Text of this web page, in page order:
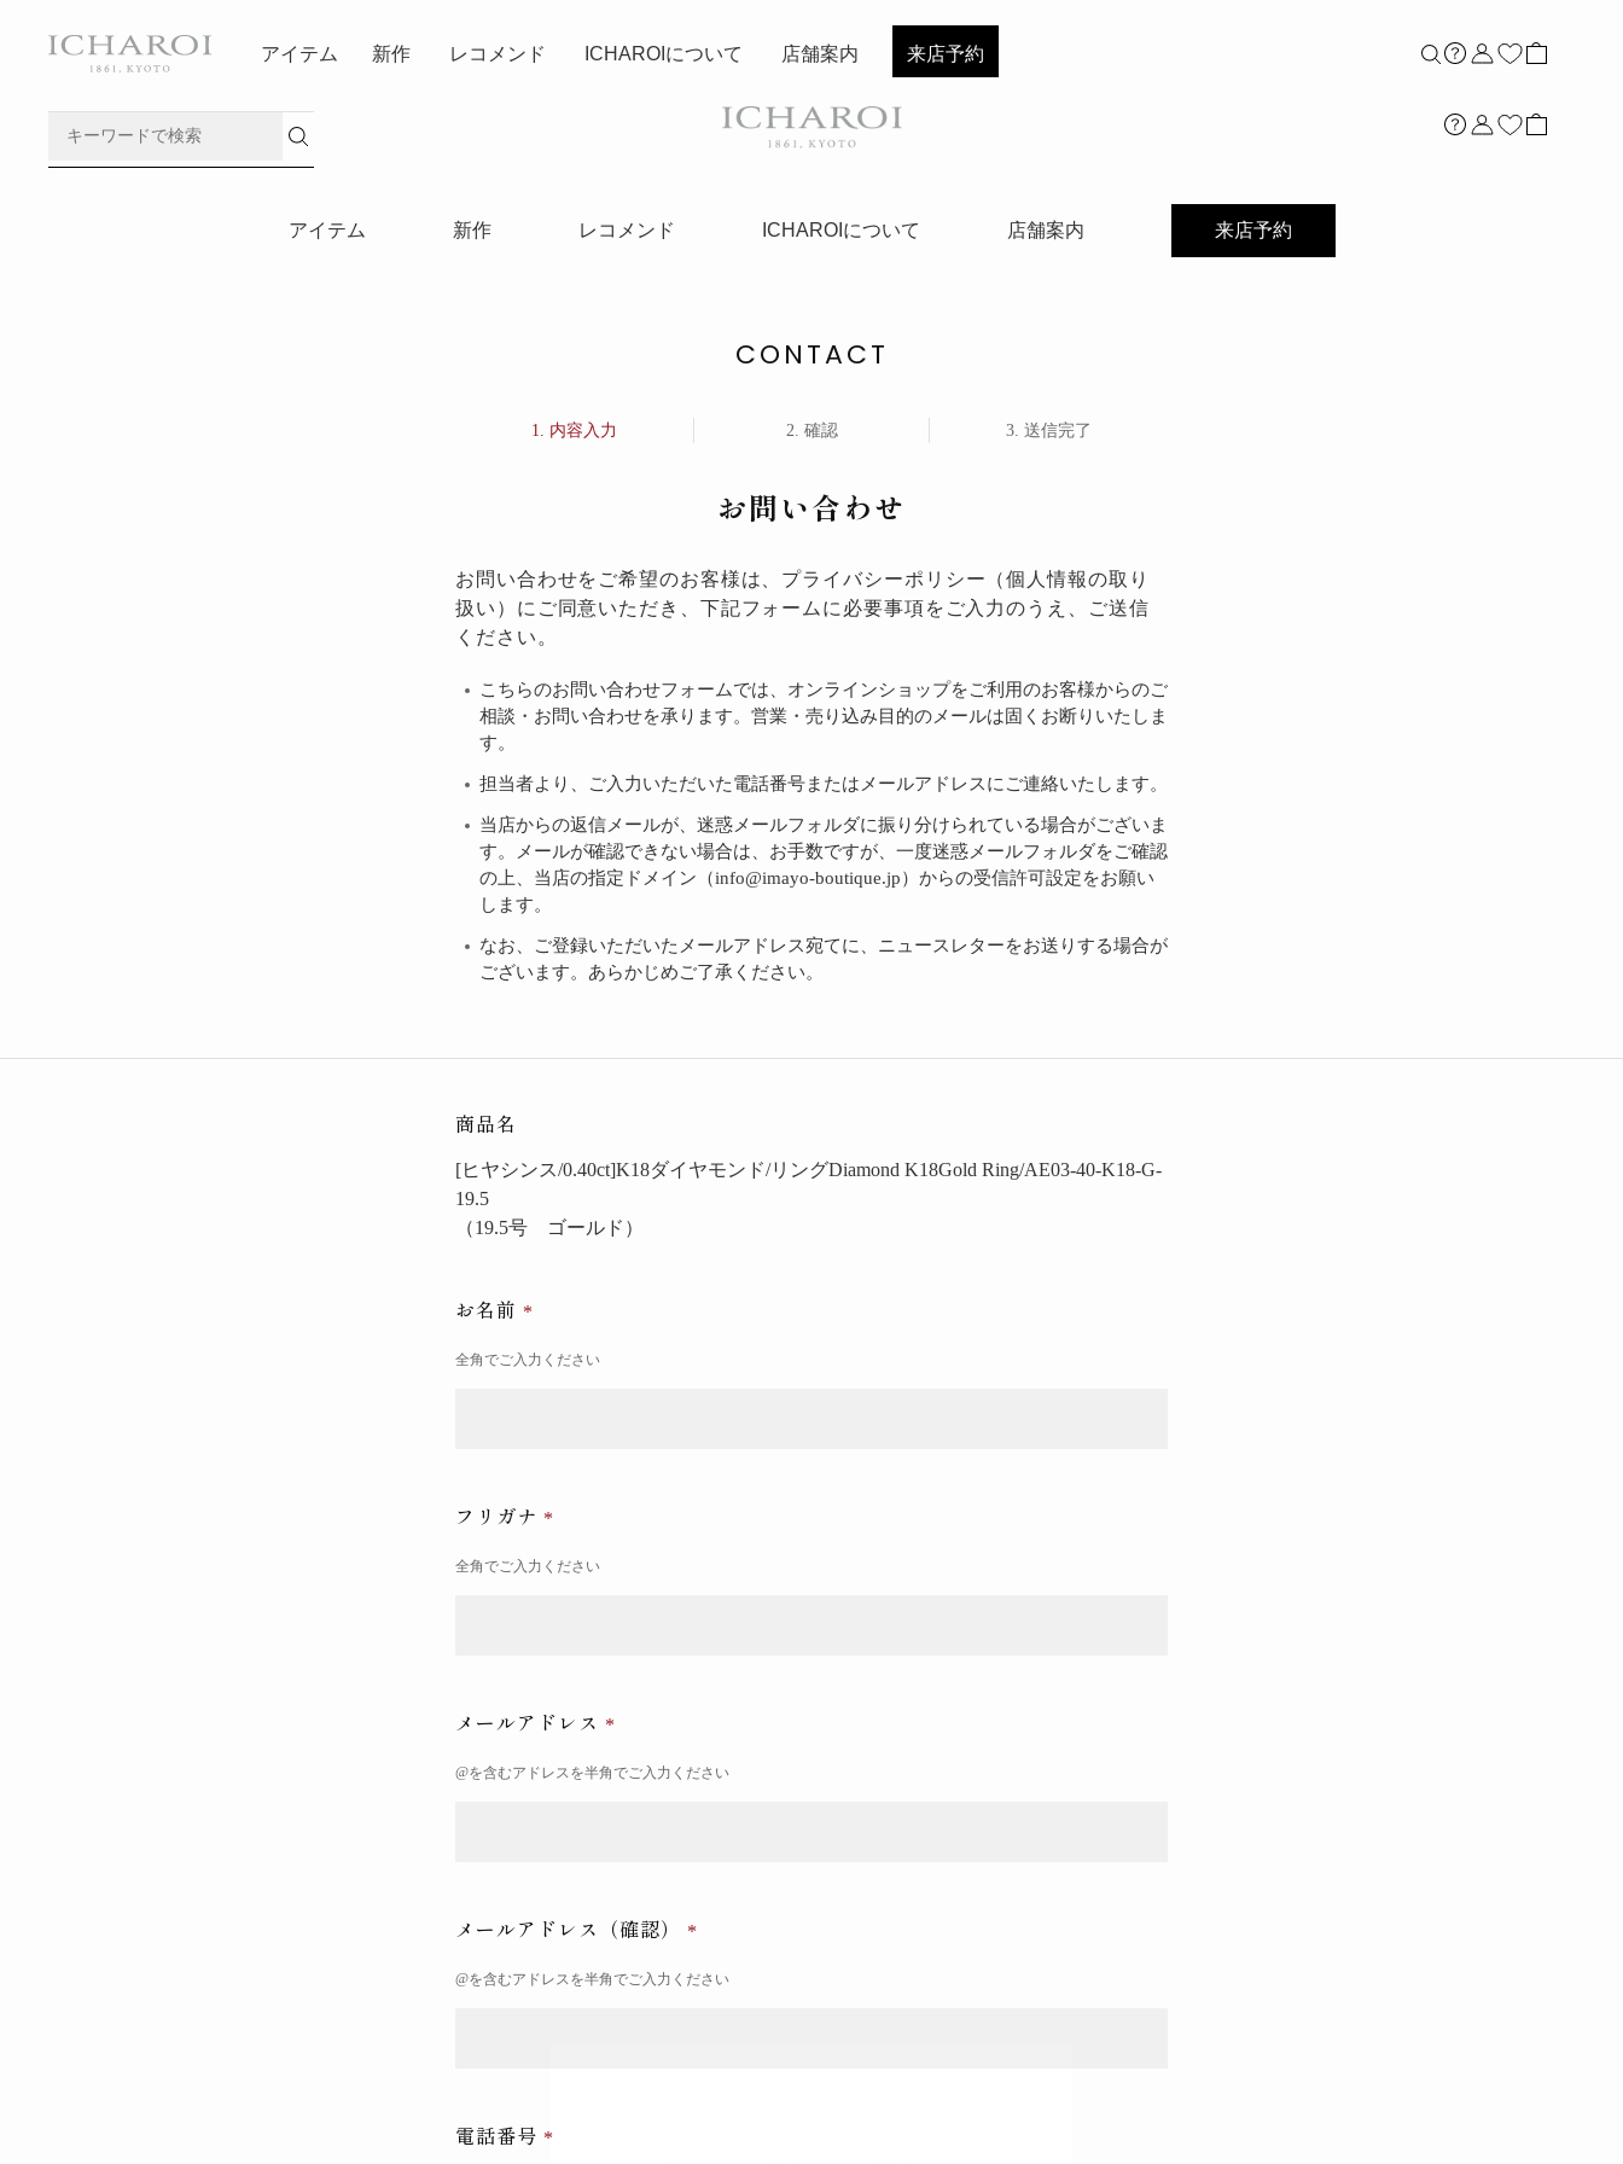
店舗案内
アイテム 新作 レコメンド ICHAROIについて 店舗案内 来店予約
アイテム 新作 レコメンド ICHAROIについて 店舗案内 来店予約
CONTACT
内容入力 確認 送信完了
お問い合わせ
お問い合わせをご希望のお客様は、 プライバシーポリシー （個人情報の取り
扱い）にご同意いただき、下記フォームに必要事項をご入力のうえ、ご送信
ください。
こちらのお問い合わせフォームでは、オンラインショップをご利用のお客様からのご
相談・お問い合わせを承ります。営業・売り込み目的のメールは固くお断りいたしま
す。
担当者より、ご入力いただいた電話番号またはメールアドレスにご連絡いたします。
当店からの返信メールが、迷惑メールフォルダに振り分けられている場合がございま
す。メールが確認できない場合は、お手数ですが、一度迷惑メールフォルダをご確認
の上、当店の指定ドメイン（info@imayo-boutique.jp）からの受信許可設定をお願い
します。
なお、ご登録いただいたメールアドレス宛てに、ニュースレターをお送りする場合が
ございます。あらかじめご了承ください。
商品名
[ヒヤシンス/0.40ct]K18ダイヤモンド/リングDiamond K18Gold Ring/AE03-40-K18-G-
19.5
（19.5号 ゴールド）
お名前
全角でご入力ください
フリガナ
全角でご入力ください
メールアドレス
@を含むアドレスを半角でご入力ください
メールアドレス（確認）
@を含むアドレスを半角でご入力ください
電話番号